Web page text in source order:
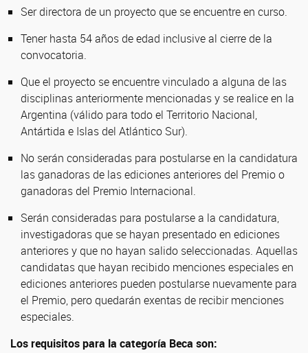
Ser directora de un proyecto que se encuentre en curso.
Tener hasta 54 años de edad inclusive al cierre de la
convocatoria.
Que el proyecto se encuentre vinculado a alguna de las
disciplinas anteriormente mencionadas y se realice en la
Argentina (válido para todo el Territorio Nacional,
Antártida e Islas del Atlántico Sur).
No serán consideradas para postularse en la candidatura
las ganadoras de las ediciones anteriores del Premio o
ganadoras del Premio Internacional.
Serán consideradas para postularse a la candidatura,
investigadoras que se hayan presentado en ediciones
anteriores y que no hayan salido seleccionadas. Aquellas
candidatas que hayan recibido menciones especiales en
ediciones anteriores pueden postularse nuevamente para
el Premio, pero quedarán exentas de recibir menciones
especiales.
Los requisitos para la categoría Beca son: